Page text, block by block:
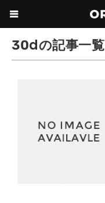
30dの記事一覧